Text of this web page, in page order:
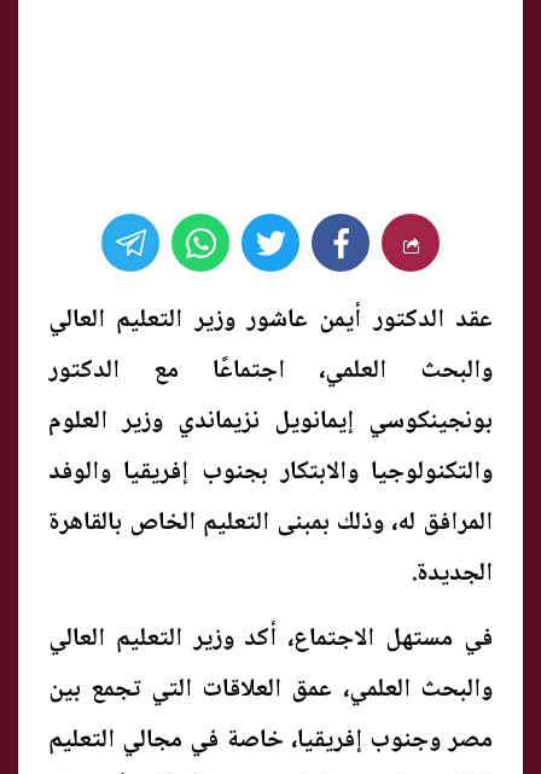
عقد الدكتور أيمن عاشور وزير التعليم العالي
والبحث العلمي، اجتماعًا مع الدكتور
بونجينكوسي إيمانويل نزيماندي وزير العلوم
والتكنولوجيا والابتكار بجنوب إفريقيا والوفد
المرافق له، وذلك بمبنى التعليم الخاص بالقاهرة
الجديدة.
في مستهل الاجتماع، أكد وزير التعليم العالي
والبحث العلمي، عمق العلاقات التي تجمع بين
مصر وجنوب إفريقيا، خاصة في مجالي التعليم